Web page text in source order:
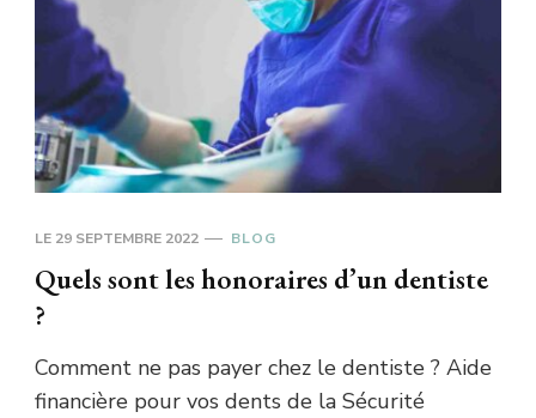
LE 29 SEPTEMBRE 2022 BLOG
Quels sont les honoraires d’un dentiste
?
Comment ne pas payer chez le dentiste ? Aide
financière pour vos dents de la Sécurité